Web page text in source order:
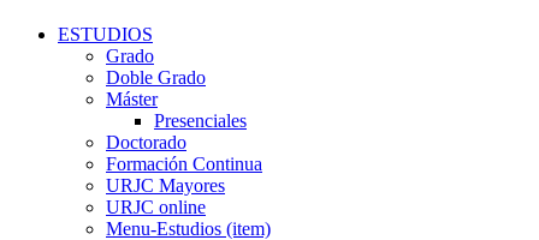
ESTUDIOS
Grado
Doble Grado
Máster
Presenciales
Doctorado
Formación Continua
URJC Mayores
URJC online
Menu-Estudios (item)